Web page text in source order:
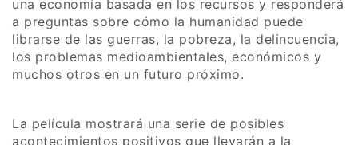
una economía basada en los recursos y responderá
a preguntas sobre cómo la humanidad puede
librarse de las guerras, la pobreza, la delincuencia,
los problemas medioambientales, económicos y
muchos otros en un futuro próximo.
La película mostrará una serie de posibles
acontecimientos positivos que llevarán a la